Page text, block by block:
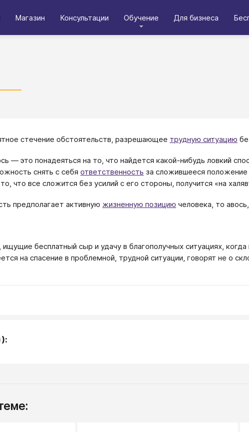
Магазин Консультации Обучение Для бизнеса
стечение обстоятельств, разрешающее трудную ситуацию
— это понадеяться на то, что найдется какой-нибудь ловкий
снять с себя ответственность за сложившееся положение
что все сложится без усилий с его стороны, получится «на
предполагает активную жизненную позицию человека, то
бесплатный сыр и удачу в благополучных ситуациях,
на спасение в проблемной, трудной ситуации, говорят не о
):